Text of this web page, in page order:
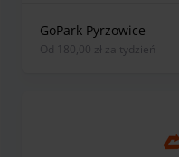
GoPark Pyrzowice
od 180,00 zł za tydzień